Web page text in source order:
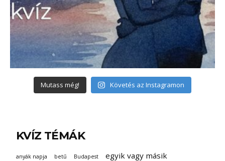
Mutass még! Követés az Instagramon
KVÍZ TÉMÁK
anyák napja betű Budapest egyik vagy másik